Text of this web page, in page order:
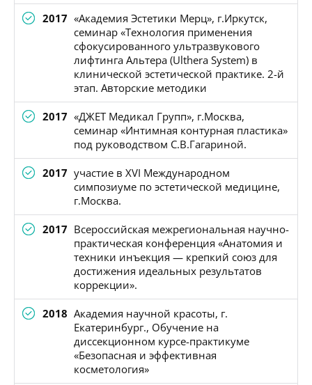
2017 «Академия Эстетики Мерц», г.Иркутск,
семинар «Технология применения
сфокусированного ультразвукового
лифтинга Альтера (Ulthera System) в
клинической эстетической практике. 2-й
этап. Авторские методики
2017 «ДЖЕТ Медикал Групп», г.Москва,
семинар «Интимная контурная пластика»
под руководством С.В.Гагариной.
2017 участие в XVI Международном
симпозиуме по эстетической медицине,
г.Москва.
2017 Всероссийская межрегиональная научно-
практическая конференция «Анатомия и
техники инъекция — крепкий союз для
достижения идеальных результатов
коррекции».
2018 Академия научной красоты, г.
Екатеринбург., Обучение на
диссекционном курсе-практикуме
«Безопасная и эффективная
косметология»